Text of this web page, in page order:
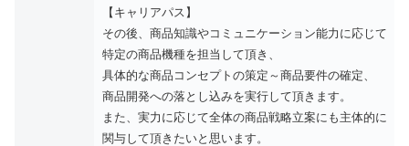
【キャリアパス】
その後、商品知識やコミュニケーション能力に応じて
特定の商品機種を担当して頂き、
具体的な商品コンセプトの策定～商品要件の確定、
商品開発への落とし込みを実行して頂きます。
また、実力に応じて全体の商品戦略立案にも主体的に
関与して頂きたいと思います。